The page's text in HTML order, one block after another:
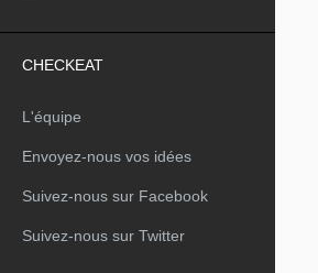
CHECKEAT
L'équipe
Envoyez-nous vos idées
Suivez-nous sur Facebook
Suivez-nous sur Twitter